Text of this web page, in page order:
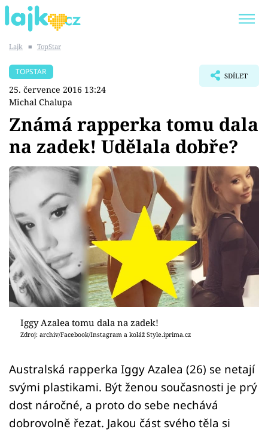
SHOPAHOLICADEL
Témata
Showbyznys
Youtubeři
Virály
Sex a vztahy
Videa
Sledujte prima+
Přihlášení
Sledujte nás
Lajk ■ TopStar
TOPSTAR
25. července 2016 13:24
Michal Chalupa
SDÍLET
Známá rapperka tomu dala
na zadek! Udělala dobře?
Iggy Azalea tomu dala na zadek!
Zdroj: archiv/Facebook/Instagram a koláž Style.iprima.cz
Australská rapperka Iggy Azalea (26) se netají
svými plastikami. Být ženou současnosti je prý
dost náročné, a proto do sebe nechává
dobrovolně řezat. Jakou část svého těla si